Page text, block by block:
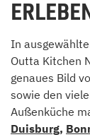
In
Outta Kitchen
genaues Bild
sowie den
Außenküche
Duisburg,